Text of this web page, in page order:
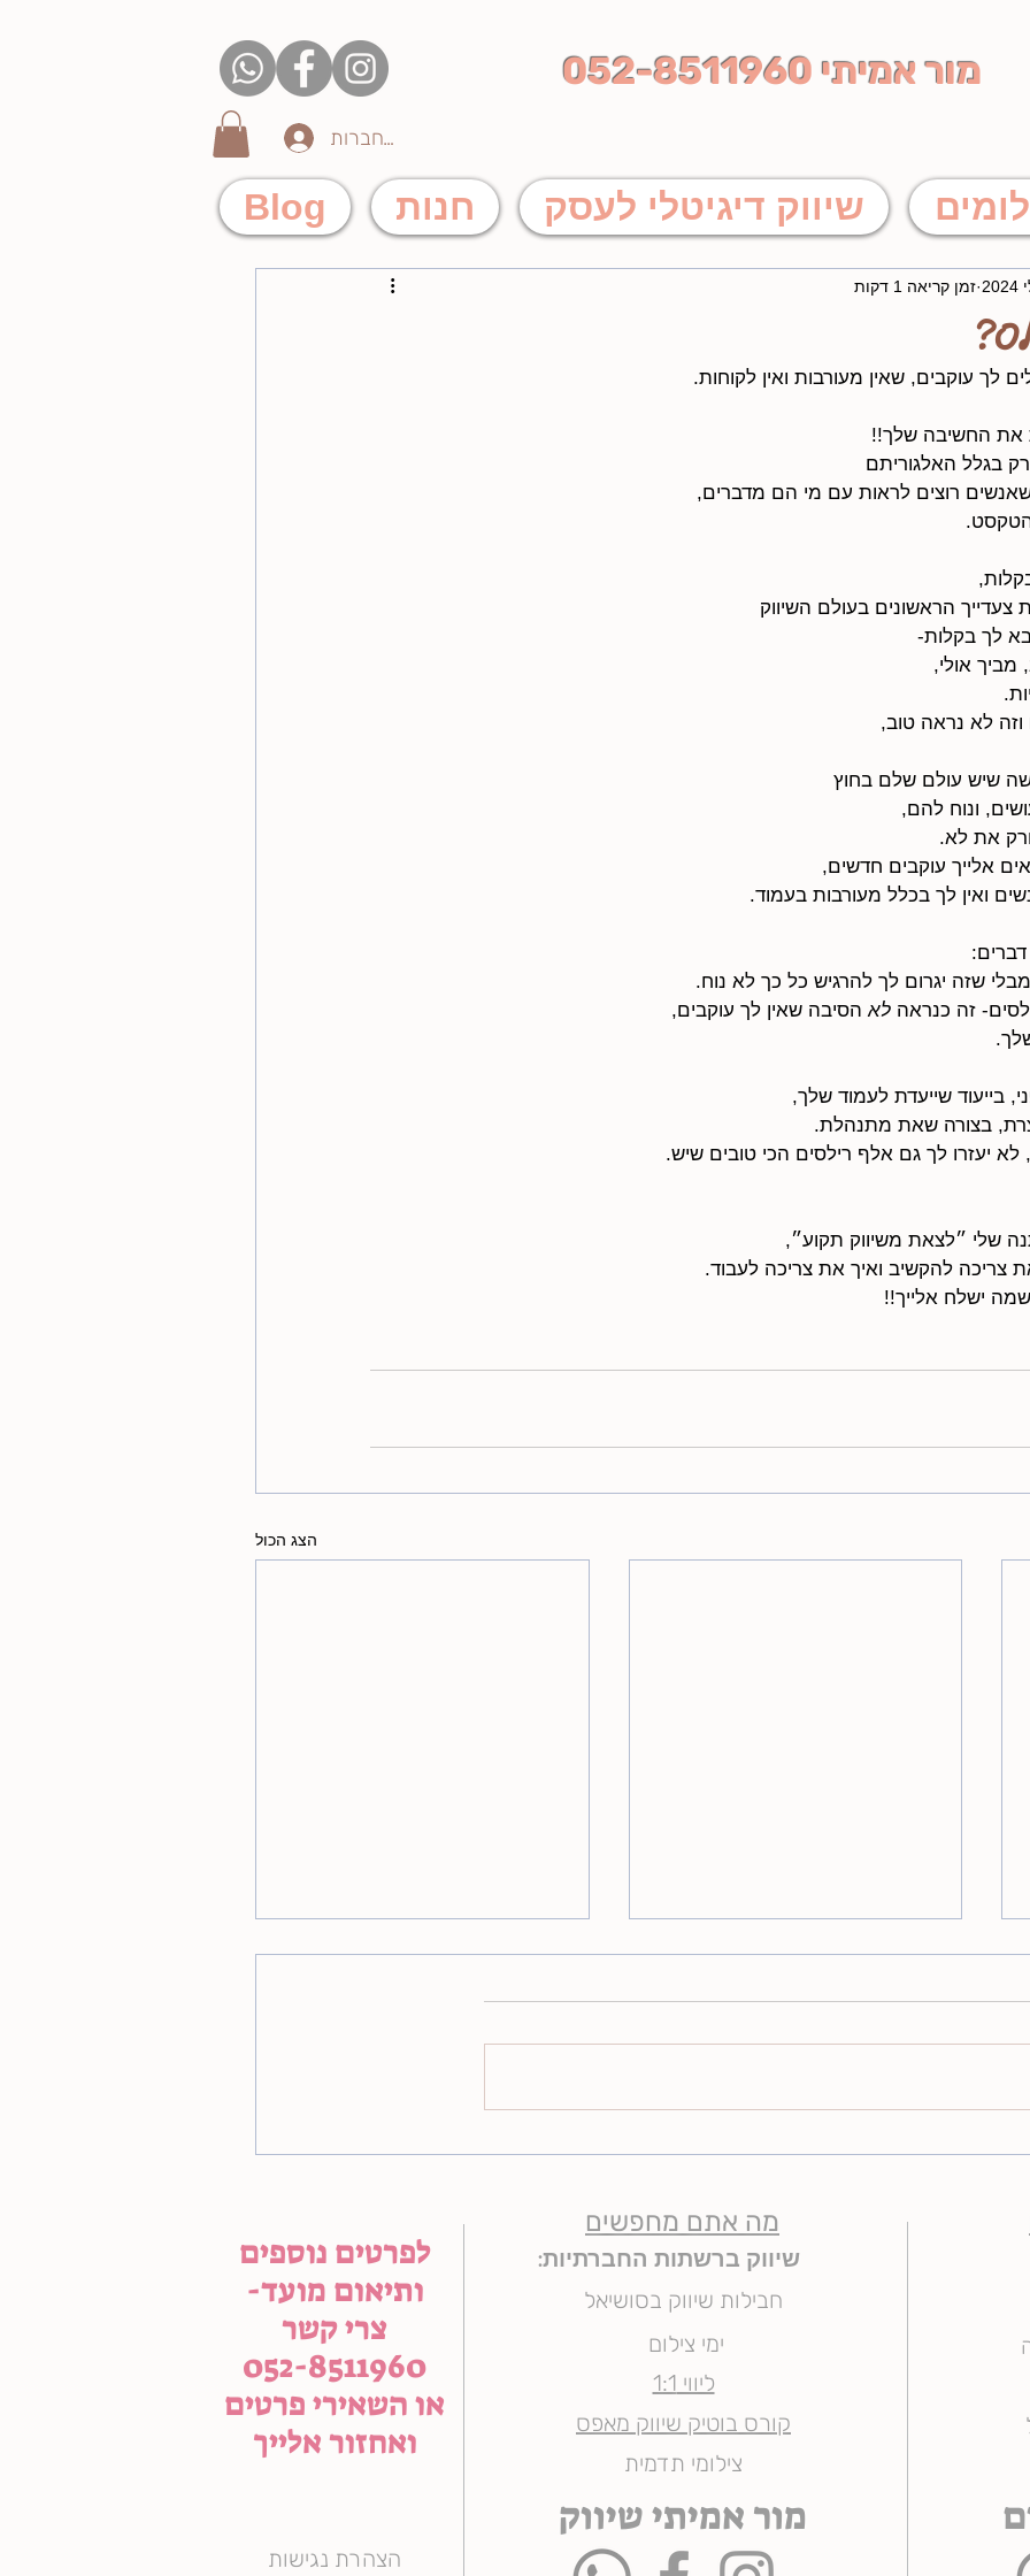
להתחברות
מור אמיתי 052-8511960
שיווק דיגיטלי לעסק חנות Blog
זמן קריאה 1 דקות
לך עוקבים, שאין מעורבות ואין לקוחות.
את החשיבה שלך!!
בגלל האלגוריתם
רוצים לראות עם מי הם מדברים,
הראשונים בעולם השיווק
לך בקלות-
אולי,
לא נראה טוב,
שיש עולם שלם בחוץ
ונוח להם,
את לא.
אלייך עוקבים חדשים,
ואין לך בכלל מעורבות בעמוד.
לא הסיבה שאין לך עוקבים,
בייעוד שייעדת לעמוד שלך,
בצורה שאת מתנהלת.
יעזרו לך גם אלף רילסים הכי טובים שיש.
שלי ״לצאת משיווק תקוע״,
צריכה להקשיב ואיך את צריכה לעבוד.
ישלח אלייך!!
הצג הכול
מה ההבדל בין העריכות?
מה אתם מחפשים
לפרטים נוספים
ותיאום מועד-
צרי קשר
052-8511960
או השאירי פרטים
ואחזור אלייך
שיווק ברשתות החברתיות:
חבילות שיווק בסושיאל
ימי צילום
ליווי 1:1
קורס בוטיק שיווק מאפס
צילומי תדמית
הצהרת נגישות
מור אמיתי שיווק